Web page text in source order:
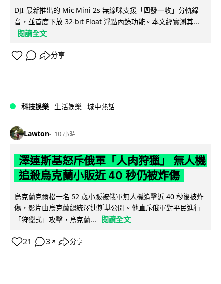
DJI 最新推出的 Mic Mini 2s 無線咪支援「四發一收」分軌錄
音，並首度下放 32-bit Float 浮點內錄功能。本文經實測其...
閱讀全文
分享
科技娛樂 生活娛樂 城中熱話
Lawton 10 小時
澤連斯基怒斥俄軍「人肉狩獵」 無人機
追殺烏克蘭小販近 40 秒仍被炸傷
烏克蘭克爾松一名 52 歲小販被俄軍無人機追擊近 40 秒後被炸
傷，影片由烏克蘭總統澤連斯基公開。他直斥俄軍對平民進行
「狩獵式」攻擊，烏克蘭...
閱讀全文
21 3 ↗ 分享